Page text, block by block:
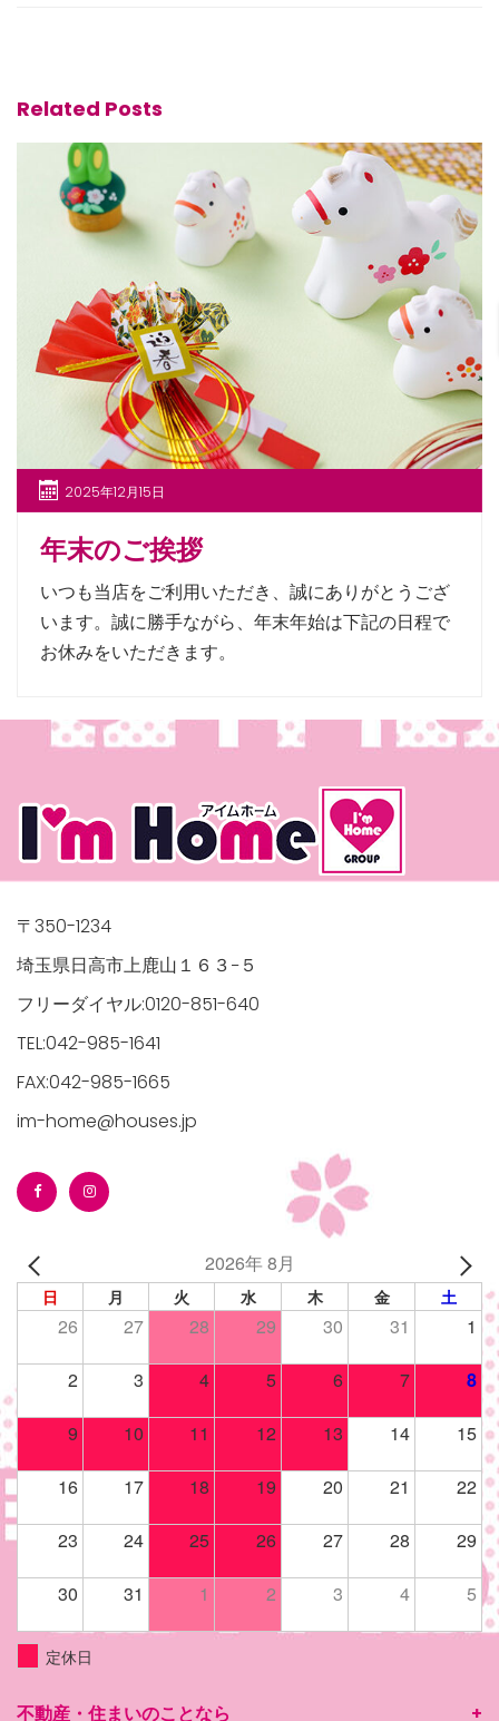
Related Posts
2025年12月15日
年末のご挨拶
いつも当店をご利用いただき、誠にありがとうござ
います。誠に勝手ながら、年末年始は下記の日程で
お休みをいただきます。
〒350-1234
埼玉県日高市上鹿山１６３−５
フリーダイヤル:0120-851-640
TEL:042-985-1641
FAX:042-985-1665
im-home@houses.jp
2026年 8月
日 月 火 水 木 金 土
26 27 28 29 30 31 1
2 3 4 5 6 7 8
9 10 11 12 13 14 15
16 17 18 19 20 21 22
23 24 25 26 27 28 29
30 31 1 2 3 4 5
定休日
不動産・住まいのことなら